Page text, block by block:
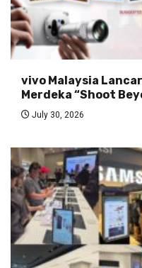
vivo Malaysia
Merdeka “Shoot
July 30, 2026